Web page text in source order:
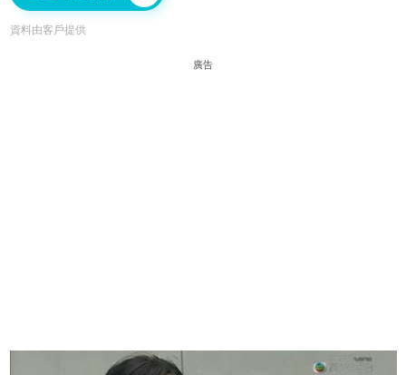
資料由客戶提供
廣告